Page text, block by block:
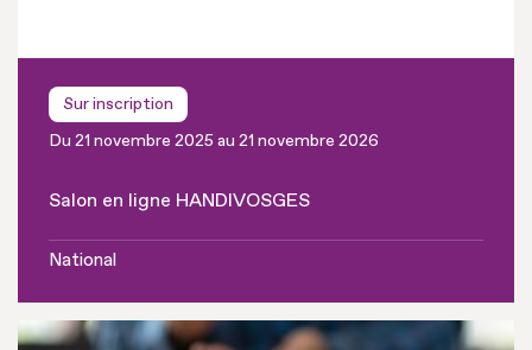
Sur inscription
Du 21 novembre 2025 au 21 novembre 2026
Salon en ligne HANDIVOSGES
National